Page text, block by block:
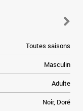
Toutes saisons
Masculin
Adulte
Noir, Doré